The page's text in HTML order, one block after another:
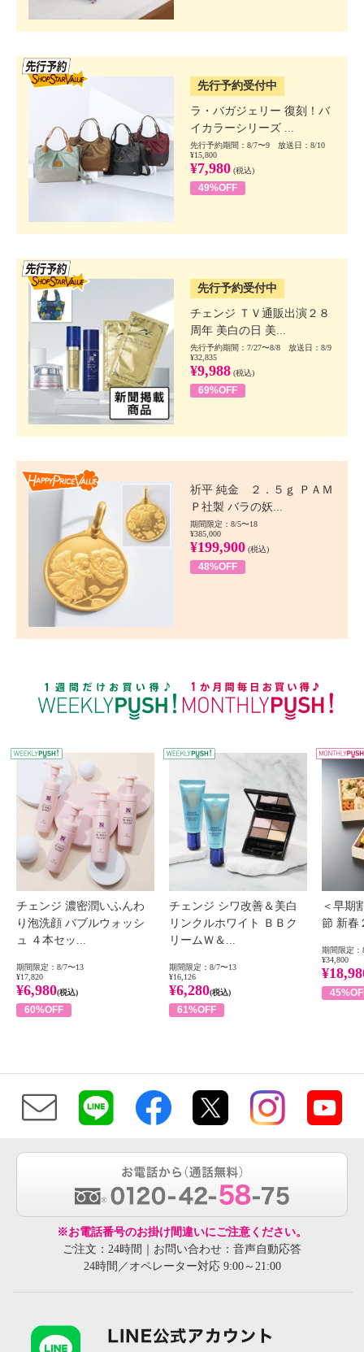
先行予約受付中
ラ・バガジェリー 復刻！バ
イカラーシリーズ ...
先行予約期間：8/7〜9 放送日：8/10
¥15,800
¥7,980 (税込)
49%OFF
先行予約受付中
チェンジ ＴＶ通販出演２８
周年 美白の日 美...
先行予約期間：7/27〜8/8 放送日：8/9
¥32,835
¥9,988 (税込)
69%OFF
祈平 純金 ２．５ｇ ＰＡＭ
Ｐ社製 バラの妖...
期間限定：8/5〜18
¥385,000
¥199,900 (税込)
48%OFF
WEEKLY PUSH
チェンジ 濃密潤いふんわ
り泡洗顔 バブルウォッシ
ュ ４本セッ...
期間限定：8/7〜13
¥17,820
¥6,980(税込)
60%OFF
チェンジ シワ改善＆美白
リンクルホワイト ＢＢク
リームＷ＆...
期間限定：8/7〜13
¥16,126
¥6,280(税込)
61%OFF
＜早期
節 新春
期間限定：
¥34,800
※お電話番号のお掛け間違いにご注意ください。
ご注文：24時間｜お問い合わせ：音声自動応答
24時間／オペレーター対応 9:00～21:00